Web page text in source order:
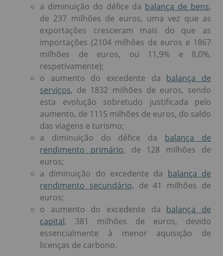
a diminuição do défice da balança de bens,
de 237 milhões de euros, uma vez que as
exportações cresceram mais do que as
importações (2104 milhões de euros e 1867
milhões de euros, ou 11,9% e 8,0%,
respetivamente);
o aumento do excedente da balança de
serviços, de 1832 milhões de euros, sendo
esta evolução sobretudo justificada pelo
aumento, de 1115 milhões de euros, do saldo
das viagens e turismo;
a diminuição do défice da balança de
rendimento primário, de 128 milhões de
euros;
a diminuição do excedente da balança de
rendimento secundário, de 41 milhões de
euros;
o aumento do excedente da balança de
capital, 381 milhões de euros, devido
essencialmente à menor aquisição de
licenças de carbono.